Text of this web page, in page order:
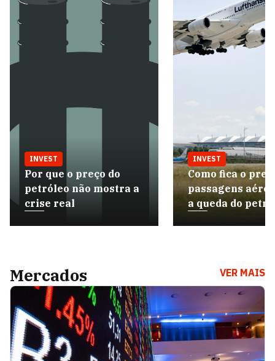
INVEST
Por que o preço do
petróleo não mostra a
crise real
INVEST
Como fica o
passagens
a queda do
Mercados VER MAIS